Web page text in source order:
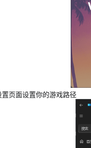
页面设置你的游戏路径​